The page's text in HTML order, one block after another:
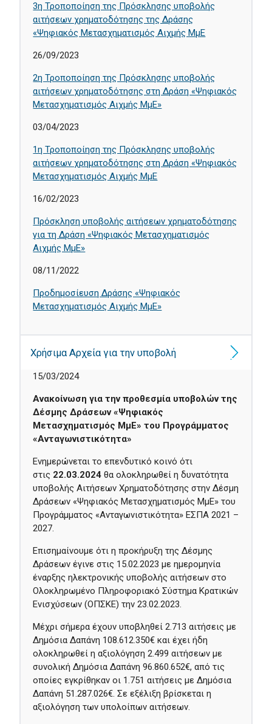
3η Τροποποίηση της Πρόσκλησης υποβολής
αιτήσεων χρηματοδότησης της Δράσης
«Ψηφιακός Μετασχηματισμός Αιχμής ΜμΕ
26/09/2023
2η Τροποποίηση της Πρόσκλησης υποβολής
αιτήσεων χρηματοδότησης στη Δράση «Ψηφιακός
Μετασχηματισμός Αιχμής ΜμΕ»
03/04/2023
1η Τροποποίηση της Πρόσκλησης υποβολής
αιτήσεων χρηματοδότησης στη Δράση «Ψηφιακός
Μετασχηματισμός Αιχμής ΜμΕ
16/02/2023
Πρόσκληση υποβολής αιτήσεων χρηματοδότησης
για τη Δράση «Ψηφιακός Μετασχηματισμός
Αιχμής ΜμΕ»
08/11/2022
Προδημοσίευση Δράσης «Ψηφιακός
Μετασχηματισμός Αιχμής ΜμΕ»
Χρήσιμα Αρχεία για την υποβολή
15/03/2024
Ανακοίνωση για την προθεσμία υποβολών της
Δέσμης Δράσεων «Ψηφιακός
Μετασχηματισμός ΜμΕ» του Προγράμματος
«Ανταγωνιστικότητα»
Ενημερώνεται το επενδυτικό κοινό ότι
στις 22.03.2024 θα ολοκληρωθεί η δυνατότητα
υποβολής Αιτήσεων Χρηματοδότησης στην Δέσμη
Δράσεων «Ψηφιακός Μετασχηματισμός ΜμΕ» του
Προγράμματος «Ανταγωνιστικότητα» ΕΣΠΑ 2021 –
2027.
Επισημαίνουμε ότι η προκήρυξη της Δέσμης
Δράσεων έγινε στις 15.02.2023 με ημερομηνία
έναρξης ηλεκτρονικής υποβολής αιτήσεων στο
Ολοκληρωμένο Πληροφοριακό Σύστημα Κρατικών
Ενισχύσεων (ΟΠΣΚΕ) την 23.02.2023.
Μέχρι σήμερα έχουν υποβληθεί 2.713 αιτήσεις με
Δημόσια Δαπάνη 108.612.350€ και έχει ήδη
ολοκληρωθεί η αξιολόγηση 2.499 αιτήσεων με
συνολική Δημόσια Δαπάνη 96.860.652€, από τις
οποίες εγκρίθηκαν οι 1.751 αιτήσεις με Δημόσια
Δαπάνη 51.287.026€. Σε εξέλιξη βρίσκεται η
αξιολόγηση των υπολοίπων αιτήσεων.